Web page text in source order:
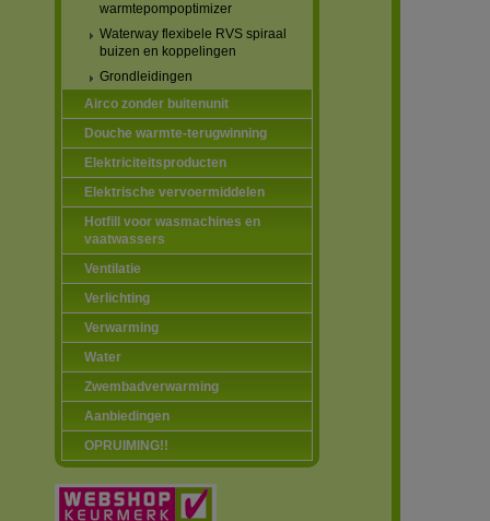
warmtepompoptimizer
Waterway flexibele RVS spiraal
buizen en koppelingen
Grondleidingen
Airco zonder buitenunit
Douche warmte-terugwinning
Elektriciteitsproducten
Elektrische vervoermiddelen
Hotfill voor wasmachines en
vaatwassers
Ventilatie
Verlichting
Verwarming
Water
Zwembadverwarming
Aanbiedingen
OPRUIMING!!